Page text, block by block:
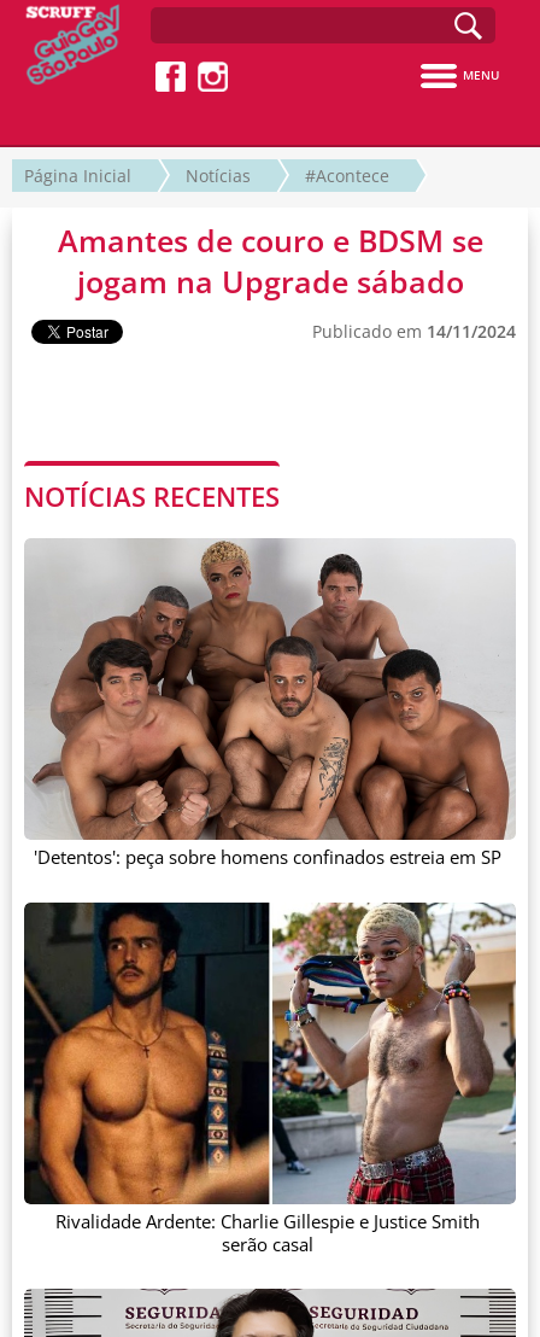
MENU
Página Inicial Notícias #Acontece
Amantes de couro e BDSM se
jogam na Upgrade sábado
Publicado em 14/11/2024
NOTÍCIAS RECENTES
'Detentos': peça sobre homens confinados estreia em SP
Rivalidade Ardente: Charlie Gillespie e Justice Smith
serão casal